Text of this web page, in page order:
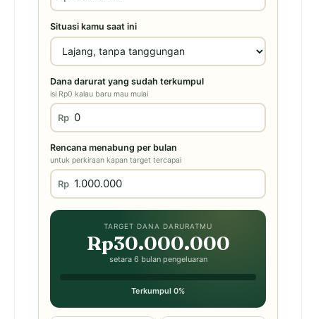
Situasi kamu saat ini
Dana darurat yang sudah terkumpul
isi Rp0 kalau baru mau mulai
Rp
Rencana menabung per bulan
untuk perkiraan kapan target tercapai
Rp
TARGET DANA DARURATMU
Rp30.000.000
setara 6 bulan pengeluaran
Terkumpul 0%